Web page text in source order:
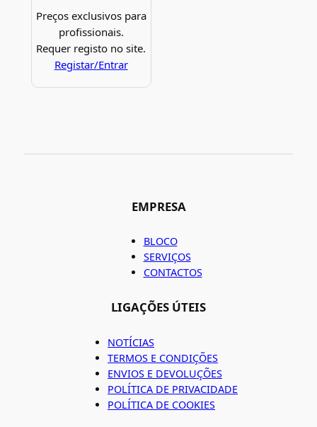
Preços exclusivos para
profissionais.
Requer registo no site.
Registar/Entrar
EMPRESA
BLOCO
SERVIÇOS
CONTACTOS
LIGAÇÕES ÚTEIS
NOTÍCIAS
TERMOS E CONDIÇÕES
ENVIOS E DEVOLUÇÕES
POLÍTICA DE PRIVACIDADE
POLÍTICA DE COOKIES